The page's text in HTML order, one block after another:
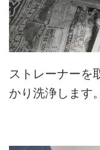
ストレーナーを
かり洗浄します。